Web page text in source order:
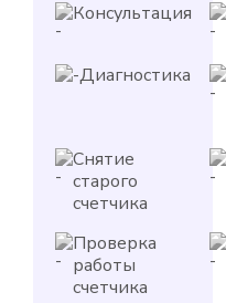
Консультация
Диагностика
Снятие
старого
счетчика
Проверка
работы
счетчика